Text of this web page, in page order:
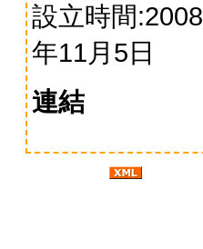
設立時間:2008
年11月5日
連結